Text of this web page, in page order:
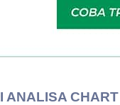
ANALISA